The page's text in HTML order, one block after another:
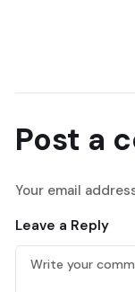
Post a
Your email
Leave a Reply